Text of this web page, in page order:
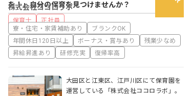
株式会社ココロラボ
保育士 正社員
を！」自分の保育を見つけませんか？
寮・住宅・家賃補助あり
ブランクOK
年間休日120日以上
ボーナス・賞与あり
残業少なめ
昇給昇進あり
研修充実 復帰率高
大田区と江東区、江戸川区にて保育園を
運営している「株式会社ココロラボ」。